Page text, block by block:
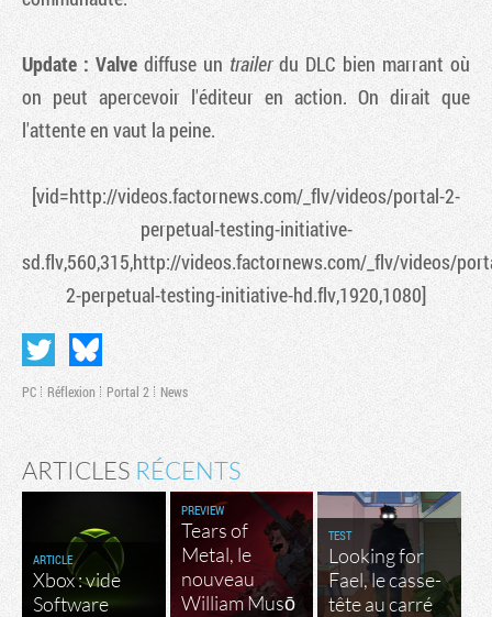
Update : Valve diffuse un trailerdu DLC bien marrant où
on peut apercevoir l'éditeur en action. On dirait que
l'attente en vaut la peine.
[vid=http://videos.factornews.com/_flv/videos/portal-2-
perpetual-testing-initiative-
sd.flv,560,315,http://videos.factornews.com/_flv/videos/
2-perpetual-testing-initiative-hd.flv,1920,1080]
PC Réflexion Portal 2 News
ARTICLES RÉCENTS
ARTICLE
Xbox : vide
Software
PREVIEW
Tears of
Metal, le
nouveau
William Musō
TEST
Looking for
Fael, le casse-
tête au carré